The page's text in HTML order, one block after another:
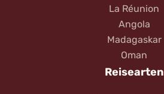
La Réunion
Angola
Madagaskar
Oman
Reisearten